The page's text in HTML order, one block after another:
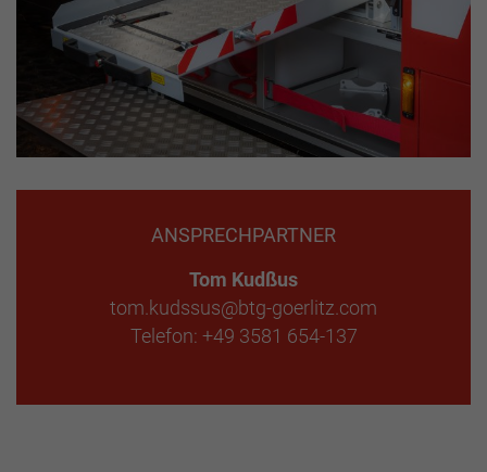
ANSPRECHPARTNER
Tom Kudßus
tom.kudssus@btg-goerlitz.com
Telefon: +49 3581 654-137